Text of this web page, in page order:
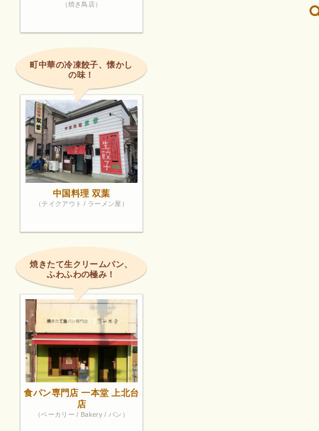
（焼き鳥店）
町中華の冷凍餃子、懐かし
の味！
中国料理 双葉
（テイクアウト / ラーメン屋）
焼きたて生クリームパン、
ふわふわの極み！
食パン専門店 一本堂 上北台
店
（ベーカリー / Bakery / パン）